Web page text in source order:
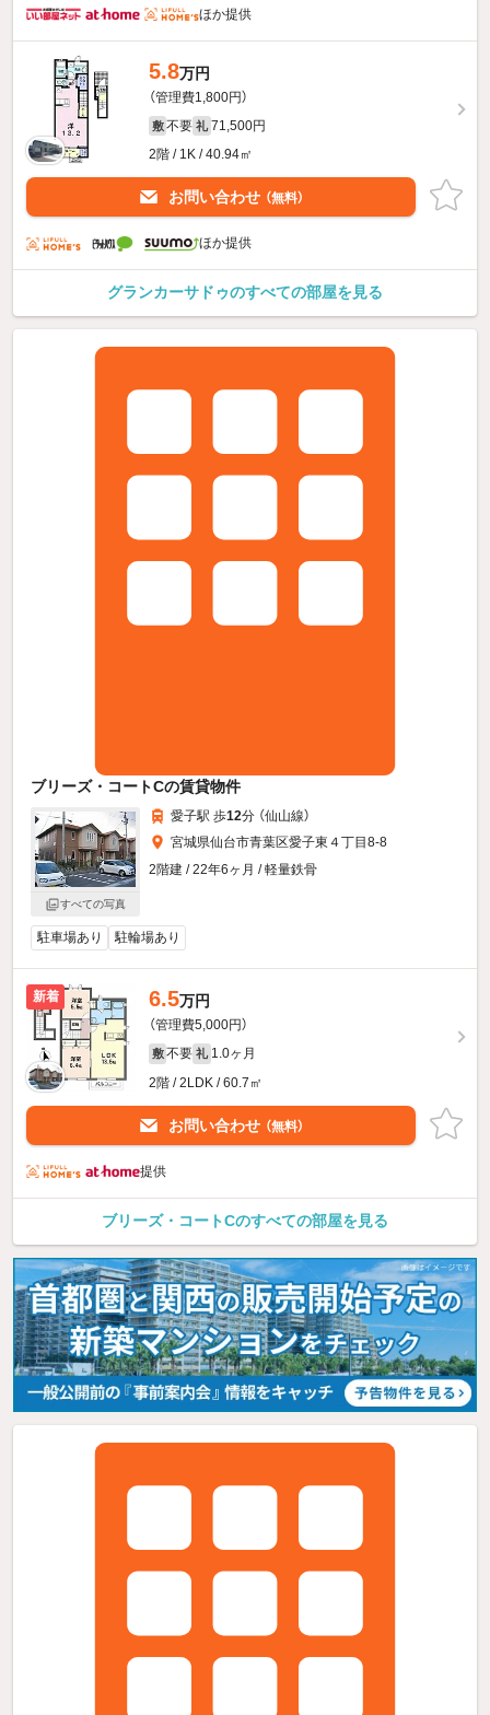
ほか提供
5.8万円
（管理費1,800円）
敷 不要 礼 71,500円
2階 / 1K / 40.94㎡
お問い合わせ （無料）
ほか提供
グランカーサドゥのすべての部屋を見る
ブリーズ・コートCの賃貸物件
すべての写真
愛子駅 歩12分 （仙山線）
宮城県仙台市青葉区愛子東４丁目8-8
2階建 / 22年6ヶ月 / 軽量鉄骨
駐車場あり 駐輪場あり
新着 6.5万円
（管理費5,000円）
敷 不要 礼 1.0ヶ月
2階 / 2LDK / 60.7㎡
お問い合わせ （無料）
提供
ブリーズ・コートCのすべての部屋を見る